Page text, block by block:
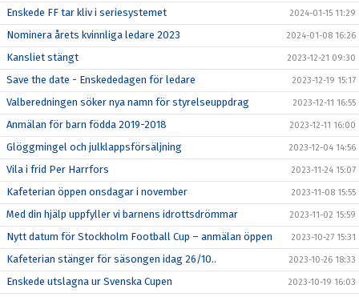
Enskede FF tar kliv i seriesystemet 2024-01-15 11:29
Nominera årets kvinnliga ledare 2023 2024-01-08 16:26
Kansliet stängt 2023-12-21 09:30
Save the date - Enskededagen för ledare 2023-12-19 15:17
Valberedningen söker nya namn för styrelseuppdrag 2023-12-11 16:55
Anmälan för barn födda 2019-2018 2023-12-11 16:00
Glöggmingel och julklappsförsäljning 2023-12-04 14:56
Vila i frid Per Harrfors 2023-11-24 15:07
Kafeterian öppen onsdagar i november 2023-11-08 15:55
Med din hjälp uppfyller vi barnens idrottsdrömmar 2023-11-02 15:59
Nytt datum för Stockholm Football Cup – anmälan öppen 2023-10-27 15:31
Kafeterian stänger för säsongen idag 26/10.. 2023-10-26 18:33
Enskede utslagna ur Svenska Cupen 2023-10-19 16:03